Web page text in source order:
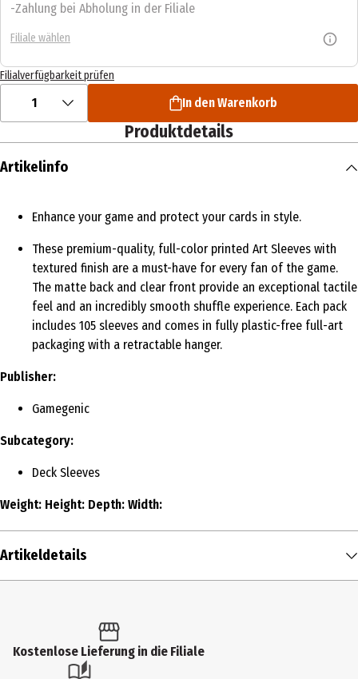
Zahlung bei Abholung in der Filiale
Filiale wählen
Filialverfügbarkeit prüfen
1 In den Warenkorb
Produktdetails
Artikelinfo
Enhance your game and protect your cards in style.
These premium-quality, full-color printed Art Sleeves with
textured finish are a must-have for every fan of the game.
The matte back and clear front provide an exceptional tactile
feel and an incredibly smooth shuffle experience. Each pack
includes 105 sleeves and comes in fully plastic-free full-art
packaging with a retractable hanger.
Publisher:
Gamegenic
Subcategory:
Deck Sleeves
Weight: Height: Depth: Width:
Artikeldetails
Produkttyp
Kostenlose Lieferung in die Filiale